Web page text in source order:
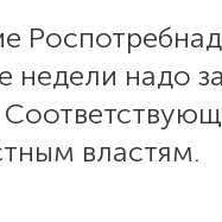
недели надо
властям.